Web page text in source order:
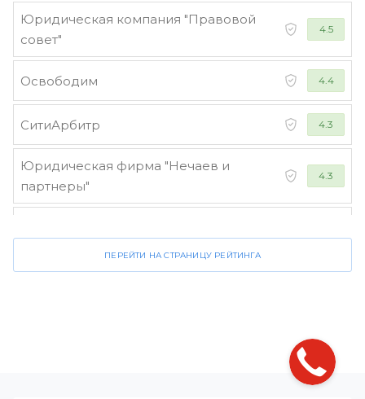
Юридическая компания "Правовой
совет"
4.5
Освободим 4.4
СитиАрбитр 4.3
Юридическая фирма "Нечаев и
партнеры"
4.3
ПЕРЕЙТИ НА СТРАНИЦУ РЕЙТИНГА